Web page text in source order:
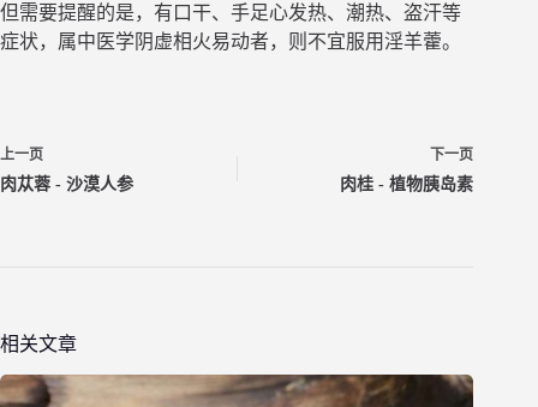
但需要提醒的是，有口干、手足心发热、潮热、盗汗等
症状，属中医学阴虚相火易动者，则不宜服用淫羊藿。
上一页
肉苁蓉 - 沙漠人参
下一页
肉桂 - 植物胰岛素
相关文章